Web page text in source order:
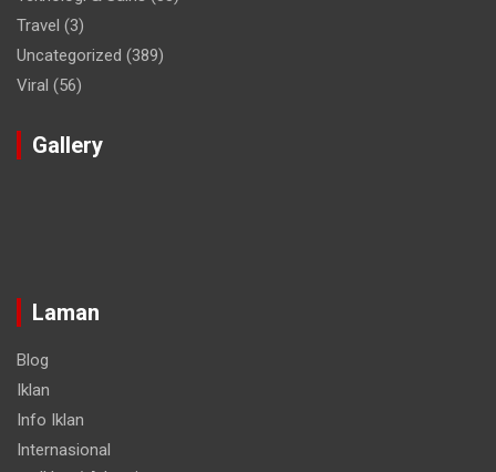
Travel (3)
Uncategorized (389)
Viral (56)
Gallery
Laman
Blog
Iklan
Info Iklan
Internasional